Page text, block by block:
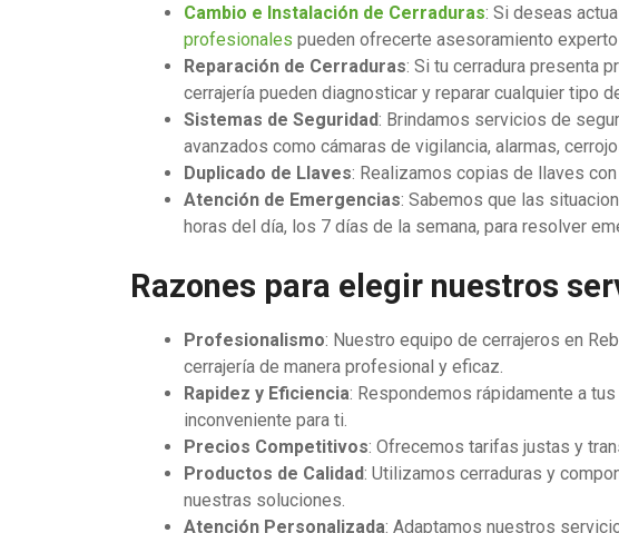
Cambio e Instalación de Cerraduras: Si deseas
profesionales pueden ofrecerte asesoramiento
Reparación de Cerraduras: Si tu cerradura presenta
cerrajería pueden diagnosticar y reparar cualquier tipo
Sistemas de Seguridad: Brindamos servicios de
avanzados como cámaras de vigilancia, alarmas,
Duplicado de Llaves: Realizamos copias de llaves
Atención de Emergencias: Sabemos que las
horas del día, los 7 días de la semana, para resolver
Razones para elegir nuestros
Profesionalismo: Nuestro equipo de cerrajeros en
cerrajería de manera profesional y eficaz.
Rapidez y Eficiencia: Respondemos rápidamente a
inconveniente para ti.
Precios Competitivos: Ofrecemos tarifas justas y
Productos de Calidad: Utilizamos cerraduras y
nuestras soluciones.
Atención Personalizada: Adaptamos nuestros